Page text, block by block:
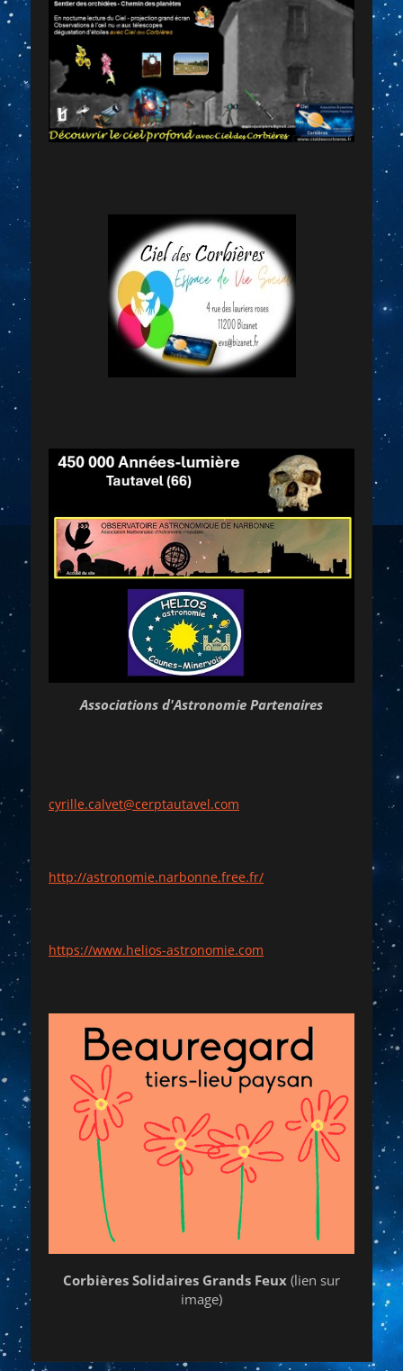
Associations d'Astronomie Partenaires
cyrille.calvet@cerptautavel.com
http://astronomie.narbonne.free.fr/
https://www.helios-astronomie.com
Corbières Solidaires Grands Feux (lien sur
image)